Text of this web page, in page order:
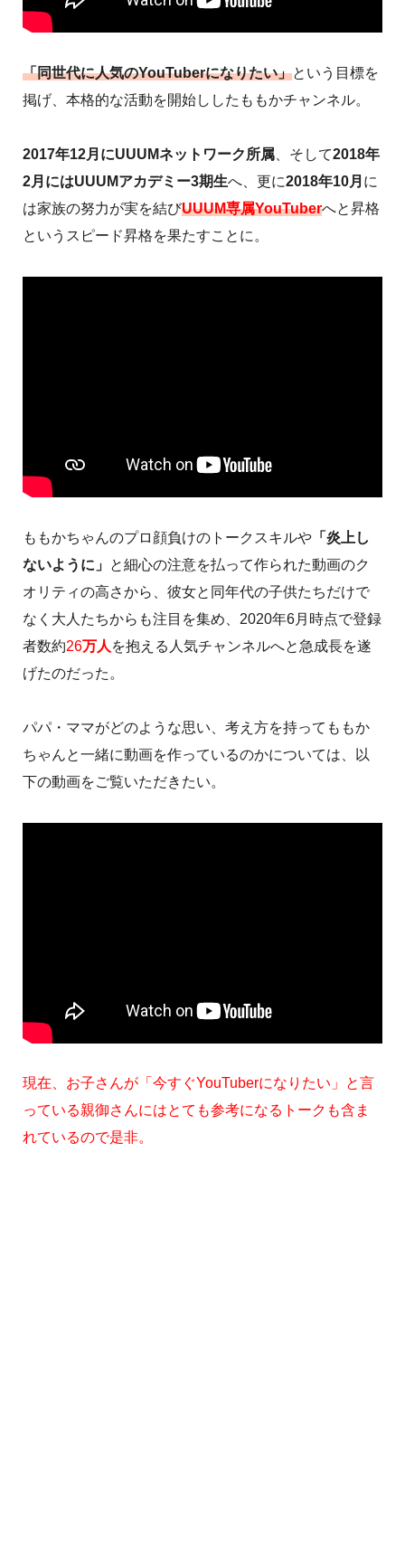
「同世代に人気のYouTuberになりたい」という目標を
掲げ、本格的な活動を開始ししたももかチャンネル。
2017年12月にUUUMネットワーク所属 、そして2018年
2月にはUUUMアカデミー3期生へ、更に2018年10月 に
は家族の努力が実を結びUUUM専属YouTuberへと昇格
というスピード昇格を果たすことに。
ももかちゃんのプロ顔負けのトークスキルや 「炎上し
ないように」 と細心の注意を払って作られた動画のク
オリティの高さから、彼女と同年代の子供たちだけで
なく大人たちからも注目を集め、2020年6月時点で登録
者数約26万人 を抱える人気チャンネルへと急成長を遂
げたのだった。
パパ・ママがどのような思い、考え方を持ってももか
ちゃんと一緒に動画を作っているのかについては、以
下の動画をご覧いただきたい。
現在、お子さんが「今すぐYouTuberになりたい」と言
っている親御さんにはとても参考になるトークも含ま
れているので是非。